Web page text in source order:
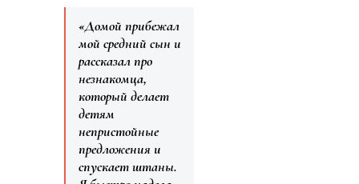
«Домой прибежал
мой средний сын и
рассказал про
незнакомца,
который делает
детям
непристойные
предложения и
спускает штаны.